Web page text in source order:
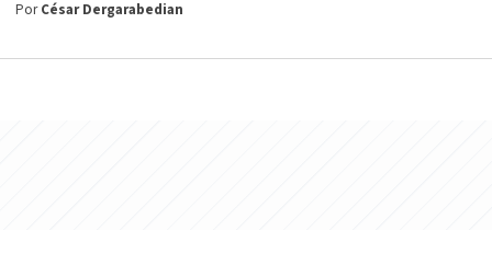
PorCésar Dergarabedian